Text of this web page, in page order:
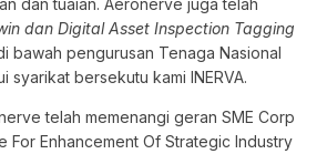
dan Digital Asset Inspection Tagging
bawah pengurusan Tenaga Nasional
syarikat bersekutu kami INERVA.
telah memenangi geran SME Corp
For Enhancement Of Strategic Industry